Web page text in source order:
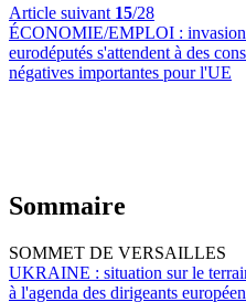
Article suivant 15/28
ÉCONOMIE/EMPLOI :
eurodéputés s'attendent à des
négatives importantes pour l'UE
Sommaire
SOMMET DE VERSAILLES
UKRAINE : situation sur le
à l'agenda des dirigeants